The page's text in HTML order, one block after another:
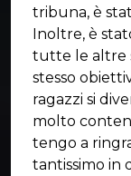
tribuna, è
Inoltre, è
tutte le altre
stesso
ragazzi si
molto
tengo a
tantissimo in